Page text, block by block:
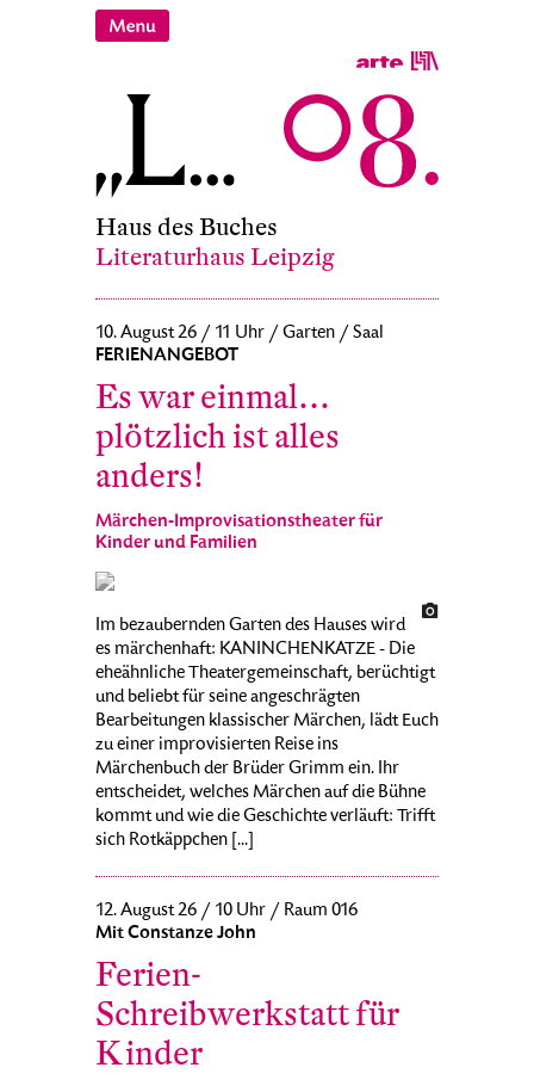
Haus des Buches
Literaturhaus Leipzig
10. August 26 / 11 Uhr / Garten / Saal
FERIENANGEBOT
Es war einmal…
plötzlich ist alles
anders!
Märchen-Improvisationstheater für
Kinder und Familien
Im bezaubernden Garten des Hauses wird
es märchenhaft: KANINCHENKATZE - Die
eheähnliche Theatergemeinschaft, berüchtigt
und beliebt für seine angeschrägten
Bearbeitungen klassischer Märchen, lädt Euch
zu einer improvisierten Reise ins
Märchenbuch der Brüder Grimm ein. Ihr
entscheidet, welches Märchen auf die Bühne
kommt und wie die Geschichte verläuft: Trifft
sich Rotkäppchen [...]
12. August 26 / 10 Uhr / Raum 016
Mit Constanze John
Ferien-
Schreibwerkstatt für
Kinder